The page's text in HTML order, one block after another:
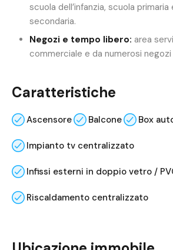
scuola dell’infanzia, scuola primaria
secondaria.
Negozi e tempo libero: area
commerciale e da numerosi
Caratteristiche
Ascensore Balcone Box
Impianto tv centralizzato
Infissi esterni in doppio vetro /
Riscaldamento centralizzato